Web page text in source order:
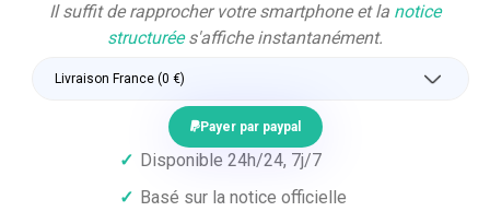
Il suffit de rapprocher votre smartphone et la notice
structurées'affiche instantanément.
Payer par paypal
✓ Disponible 24h/24, 7j/7
✓ Basé sur la notice officielle